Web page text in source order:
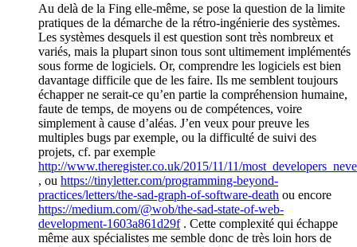
Au delà de la Fing elle-même, se pose la question de la limite
pratiques de la démarche de la rétro-ingénierie des systèmes.
Les systèmes desquels il est question sont très nombreux et
variés, mais la plupart sinon tous sont ultimement implémentés
sous forme de logiciels. Or, comprendre les logiciels est bien
davantage difficile que de les faire. Ils me semblent toujours
échapper ne serait-ce qu’en partie la compréhension humaine,
faute de temps, de moyens ou de compétences, voire
simplement à cause d’aléas. J’en veux pour preuve les
multiples bugs par exemple, ou la difficulté de suivi des
projets, cf. par exemple
http://www.theregister.co.uk/2015/11/11/
, ou https://tinyletter.com/programming-beyond-
practices/letters/the-sad-graph-of-software-death ou encore
https://medium.com/@wob/the-sad-state-of-web-
development-1603a861d29f. Cette complexité qui échappe
même aux spécialistes me semble donc de très loin hors de